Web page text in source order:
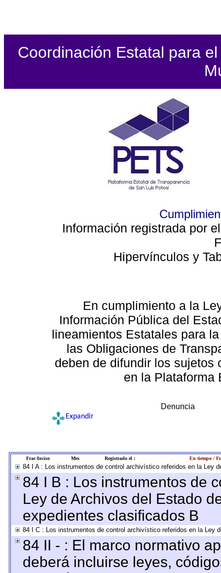
Coordinación Estatal para
Información registrada por
Hipervínculos y
En cumplimiento a la
Información Pública del
lineamientos Estatales para
las Obligaciones de
deben de difundir los sujetos
en la Plataforma
Denuncia
Expandir
Frac-Inciso Mes Registrado el : En tiempo /
84 I A : Los instrumentos de control archivístico referidos en la Ley
84 I B : Los instrumentos de
Ley de Archivos del Estado
expedientes clasificados B
84 I C : Los instrumentos de control archivístico referidos en la Ley
84 II - : El marco normativo
deberá incluirse leyes,